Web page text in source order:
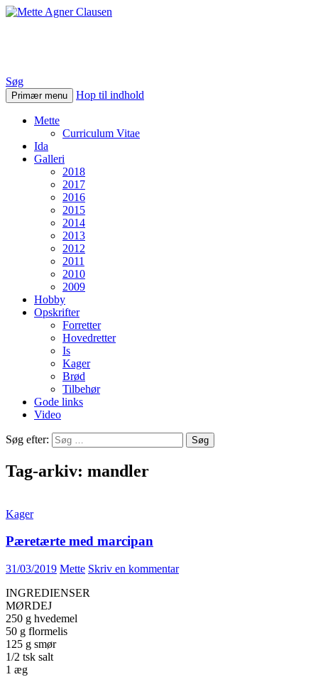
Søg
Primær menu Hop til indhold
Mette
Curriculum Vitae
Ida
Galleri
2018
2017
2016
2015
2014
2013
2012
2011
2010
2009
Hobby
Opskrifter
Forretter
Hovedretter
Is
Kager
Brød
Tilbehør
Gode links
Video
Søg efter:
Tag-arkiv: mandler
Kager
Pæretærte med marcipan
31/03/2019 Mette Skriv en kommentar
INGREDIENSER
MØRDEJ
250 g hvedemel
50 g flormelis
125 g smør
1/2 tsk salt
1 æg